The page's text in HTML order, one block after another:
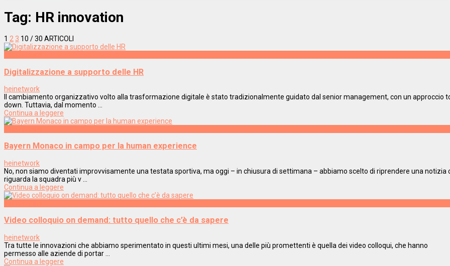
Tag: HR innovation
1 2 3 10 / 30 ARTICOLI
Digitalizzazione a supporto delle HR
heinetwork
Il cambiamento organizzativo volto alla trasformazione digitale è stato tradizionalmente guidato dal senior management, con un approccio
down. Tuttavia, dal momento ...
Continua a leggere
Bayern Monaco in campo per la human experience
heinetwork
No, non siamo diventati improvvisamente una testata sportiva, ma oggi – in chiusura di settimana – abbiamo scelto di riprendere una notizia
riguarda la squadra più v ...
Continua a leggere
Video colloquio on demand: tutto quello che c’è da sapere
heinetwork
Tra tutte le innovazioni che abbiamo sperimentato in questi ultimi mesi, una delle più promettenti è quella dei video colloqui, che hanno
permesso alle aziende di portar ...
Continua a leggere